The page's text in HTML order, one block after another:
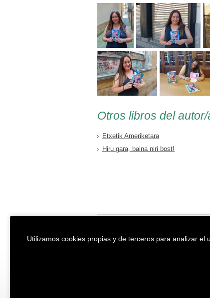
Otros libros del
Etxetik Ameriketara
Hiru gara, baina niri bost!
Tolosa etorbidea 107.
Aviso
Política
Utilizamos cookies propias y de terceros para analizar